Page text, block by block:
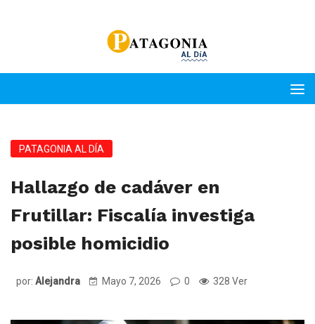
PATAGONIA AL DÍA
Hallazgo de cadáver en
Frutillar: Fiscalía investiga
posible homicidio
por: Alejandra Mayo 7, 2026 0 328 Ver